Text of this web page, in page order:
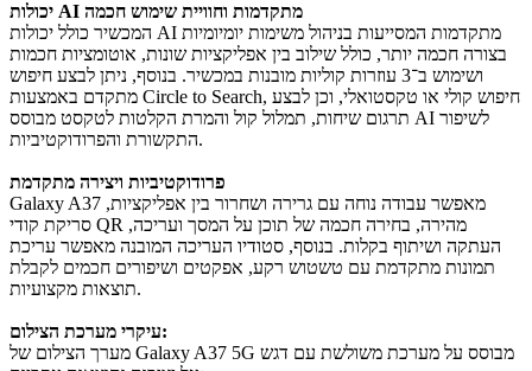
יכולות AI מתקדמות וחוויית שימוש חכמה
המכשיר כולל יכולות AI מתקדמות המסייעות בניהול משימות יומיומיות
בצורה חכמה יותר, כולל שילוב בין אפליקציות שונות, אוטומציות חכמות
ושימוש ב־3 עוזרות קוליות מובנות במכשיר. בנוסף, ניתן לבצע חיפוש
מתקדם באמצעות Circle to Search, חיפוש קולי או טקסטואלי, וכן לבצע
תרגום שיחות, תמלול קול והמרת הקלטות לטקסט מבוסס AI לשיפור
התקשורת והפרודוקטיביות.
פרודוקטיביות ויצירה מתקדמת
Galaxy A37 מאפשר עבודה נוחה עם גרירה ושחרור בין אפליקציות,
סריקת קודי QR מהירה, בחירה חכמה של תוכן על המסך ועריכה,
העתקה ושיתוף בקלות. בנוסף, סטודיו העריכה המובנה מאפשר עריכת
תמונות מתקדמת עם טשטוש רקע, אפקטים ושיפורים חכמים לקבלת
תוצאות מקצועיות.
עיקרי מערכת הצילום:
מערך הצילום של Galaxy A37 5G מבוסס על מערכת משולשת עם דגש